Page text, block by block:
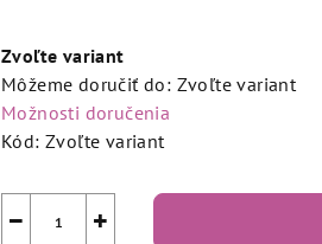
cena:
Zvoľte variant
Môžeme doručiť do: Zvoľte variant
Možnosti doručenia
Kód: Zvoľte variant
+
−